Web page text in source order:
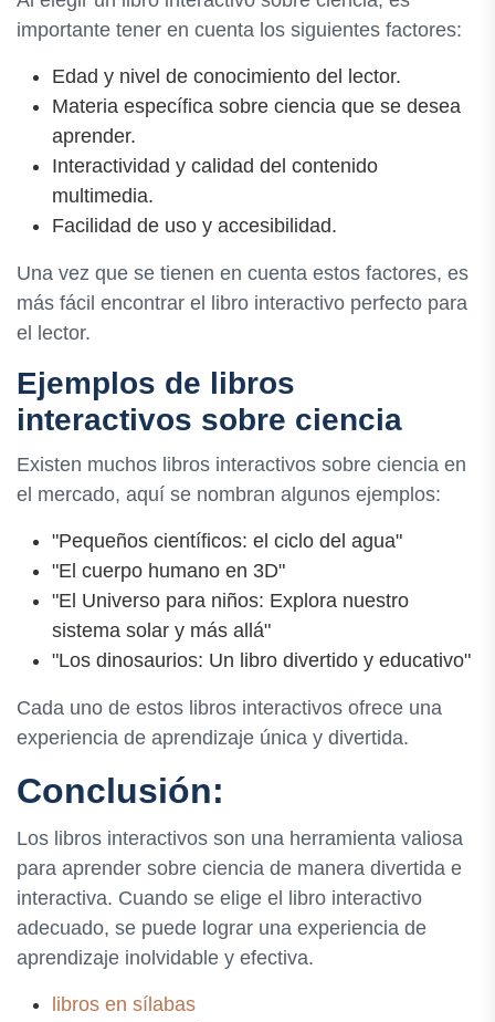
importante tener en cuenta los siguientes factores:
Edad y nivel de conocimiento del lector.
Materia específica sobre ciencia que se desea
aprender.
Interactividad y calidad del contenido
multimedia.
Facilidad de uso y accesibilidad.
Una vez que se tienen en cuenta estos factores, es
más fácil encontrar el libro interactivo perfecto para
el lector.
Ejemplos de libros
interactivos sobre ciencia
Existen muchos libros interactivos sobre ciencia en
el mercado, aquí se nombran algunos ejemplos:
"Pequeños científicos: el ciclo del agua"
"El cuerpo humano en 3D"
"El Universo para niños: Explora nuestro
sistema solar y más allá"
"Los dinosaurios: Un libro divertido y educativo"
Cada uno de estos libros interactivos ofrece una
experiencia de aprendizaje única y divertida.
Conclusión:
Los libros interactivos son una herramienta valiosa
para aprender sobre ciencia de manera divertida e
interactiva. Cuando se elige el libro interactivo
adecuado, se puede lograr una experiencia de
aprendizaje inolvidable y efectiva.
libros en sílabas